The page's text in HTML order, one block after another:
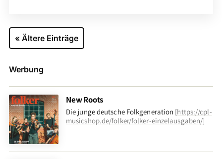
« Ältere Einträge
Werbung
New Roots
Die junge deutsche Folkgeneration [https://cpl-
musicshop.de/folker/folker-einzelausgaben/]